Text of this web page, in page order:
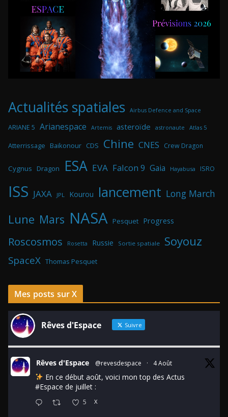
Actualités spatiales Airbus Defence and Space
ARIANE 5 Arianespace Artemis asteroïde astronaute Atlas 5
Atterrissage Baikonour CDS Chine CNES Crew Dragon
Cygnus Dragon ESA EVA Falcon 9 Gaia Hayabusa ISRO
ISS JAXA JPL Kourou lancement Long March
Lune Mars NASA Pesquet Progress
Roscosmos Rosetta Russie Sortie spatiale Soyouz
SpaceX Thomas Pesquet
Mes posts sur X
Rêves d'Espace Suivre
Rêves d'Espace @revesdespace · 4 Août
En ce début août, voici mon top des Actus
#Espace de juillet :
5 X